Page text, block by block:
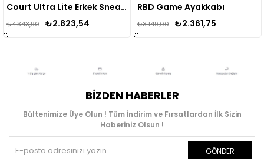
Court Ultra Lite Erkek Sneaker
RBD Game Ayakkabı
₺2.361,75
BIZDEN HABERLER
Bültenimize Üye Olun ! Tüm İndirim ve Fırsatlardan İlk Sizin
Haberiniz Olsun !
GÖNDER